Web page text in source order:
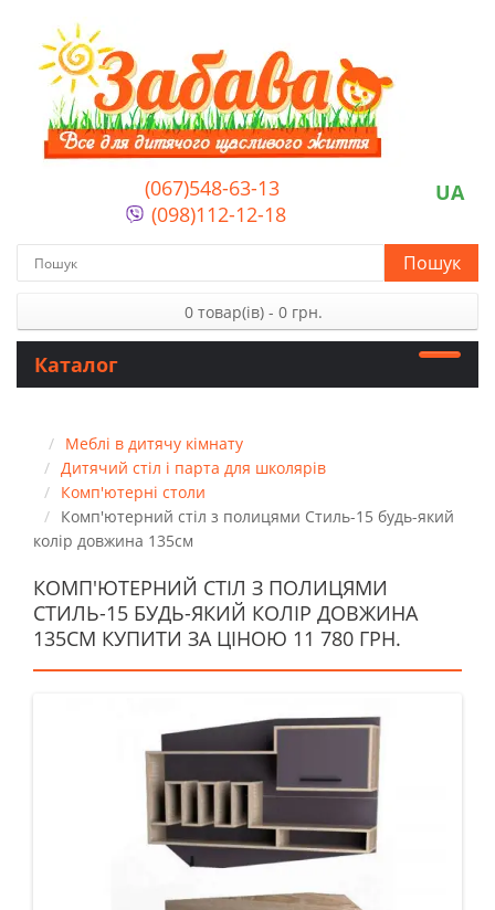
(067)548-63-13
(098)112-12-18
UA
Пошук
0 товар(ів) - 0 грн.
Каталог
Меблі в дитячу кімнату
Дитячий стіл і парта для школярів
Комп'ютерні столи
Комп'ютерний стіл з полицями Стиль-15 будь-який
колір довжина 135см
КОМП'ЮТЕРНИЙ СТІЛ З ПОЛИЦЯМИ
СТИЛЬ-15 БУДЬ-ЯКИЙ КОЛІР ДОВЖИНА
135СМ КУПИТИ ЗА ЦІНОЮ 11 780 ГРН.